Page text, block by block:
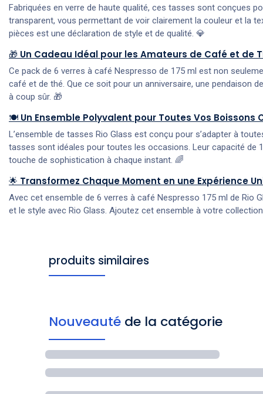
Fabriquées en verre de haute qualité, ces tasses sont conçues
transparent, vous permettant de voir clairement la couleur et la
pièces est une déclaration de style et de qualité. 💎
🎁 Un Cadeau Idéal pour les Amateurs de Café et de
Ce pack de 6 verres à café Nespresso de 175 ml est non
café et de thé. Que ce soit pour un anniversaire, une pendaison
à coup sûr. 🎁
🍽️ Un Ensemble Polyvalent pour Toutes Vos Boissons
L’ensemble de tasses Rio Glass est conçu pour s’adapter à
tasses sont idéales pour toutes les occasions. Leur capacité de
touche de sophistication à chaque instant. 🌈
🌟 Transformez Chaque Moment en une Expérience
Avec cet ensemble de 6 verres à café Nespresso 175 ml de Rio
et le style avec Rio Glass. Ajoutez cet ensemble à votre
produits similaires
Nouveauté de la catégorie